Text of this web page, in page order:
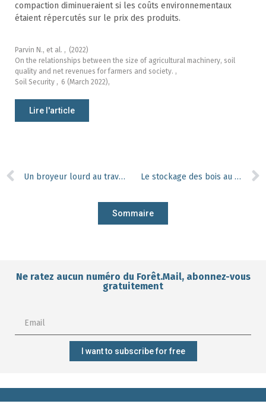
compaction diminueraient si les coûts environnementaux
étaient répercutés sur le prix des produits.
Parvin N., et al. , (2022)
On the relationships between the size of agricultural machinery, soil
quality and net revenues for farmers and society. ,
Soil Security , 6 (March 2022),
Lire l'article
Un broyeur lourd au travail léger, est-ce possible ? Le stockage des bois au frigo
Sommaire
Ne ratez aucun numéro du Forêt.Mail, abonnez-vous
gratuitement
I want to subscribe for free